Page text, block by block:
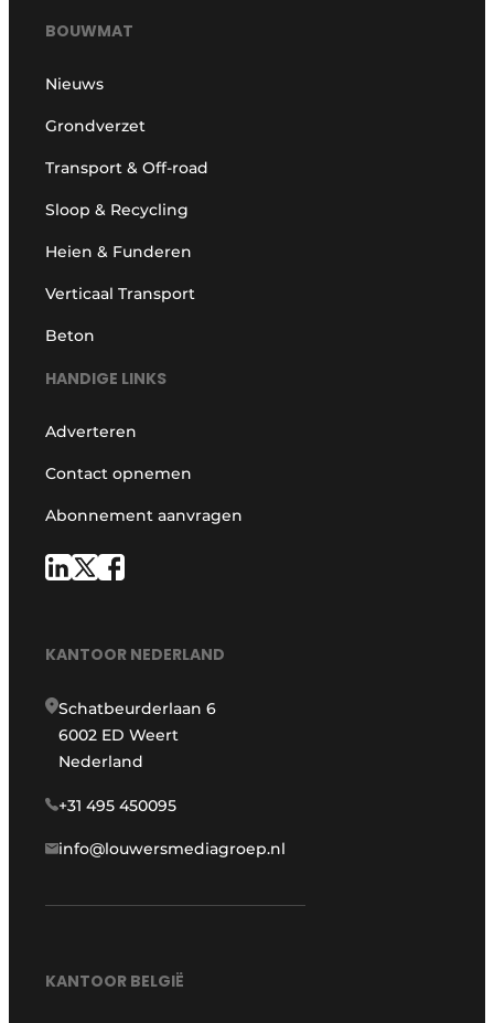
BOUWMAT
Nieuws
Grondverzet
Transport & Off-road
Sloop & Recycling
Heien & Funderen
Verticaal Transport
Beton
HANDIGE LINKS
Adverteren
Contact opnemen
Abonnement aanvragen
KANTOOR NEDERLAND
Schatbeurderlaan 6
6002 ED Weert
Nederland
+31 495 450095
info@louwersmediagroep.nl
KANTOOR BELGIË